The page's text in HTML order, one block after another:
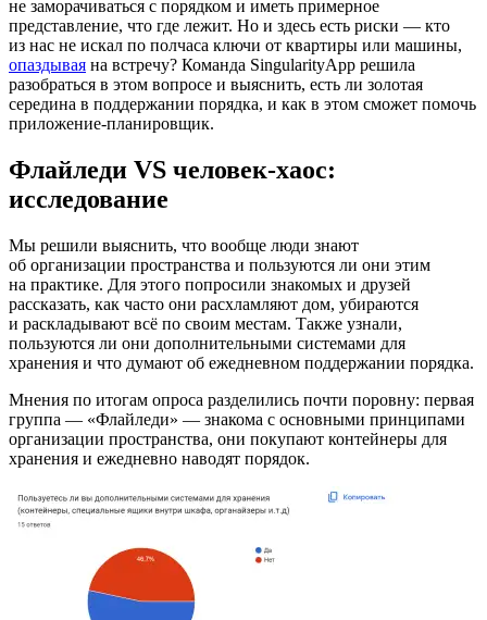
не заморачиваться с порядком и иметь примерное
представление, что где лежит. Но и здесь есть риски — кто
из нас не искал по полчаса ключи от квартиры или машины,
опаздывая на встречу? Команда SingularityApp решила
разобраться в этом вопросе и выяснить, есть ли золотая
середина в поддержании порядка, и как в этом сможет помочь
приложение-планировщик.
Флайледи VS человек-хаос:
исследование
Мы решили выяснить, что вообще люди знают
об организации пространства и пользуются ли они этим
на практике. Для этого попросили знакомых и друзей
рассказать, как часто они расхламляют дом, убираются
и раскладывают всё по своим местам. Также узнали,
пользуются ли они дополнительными системами для
хранения и что думают об ежедневном поддержании порядка.
Мнения по итогам опроса разделились почти поровну: первая
группа — «Флайледи» — знакома с основными принципами
организации пространства, они покупают контейнеры для
хранения и ежедневно наводят порядок.